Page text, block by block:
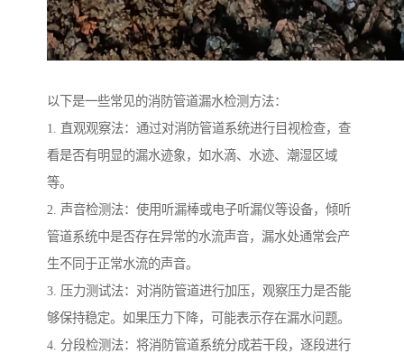
以下是一些常见的消防管道漏水检测方法：
1. 直观观察法：通过对消防管道系统进行目视检查，查
看是否有明显的漏水迹象，如水滴、水迹、潮湿区域
等。
2. 声音检测法：使用听漏棒或电子听漏仪等设备，倾听
管道系统中是否存在异常的水流声音，漏水处通常会产
生不同于正常水流的声音。
3. 压力测试法：对消防管道进行加压，观察压力是否能
够保持稳定。如果压力下降，可能表示存在漏水问题。
4. 分段检测法：将消防管道系统分成若干段，逐段进行